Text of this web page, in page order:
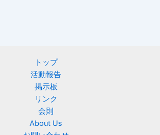
トップ
活動報告
掲示板
リンク
会則
About Us